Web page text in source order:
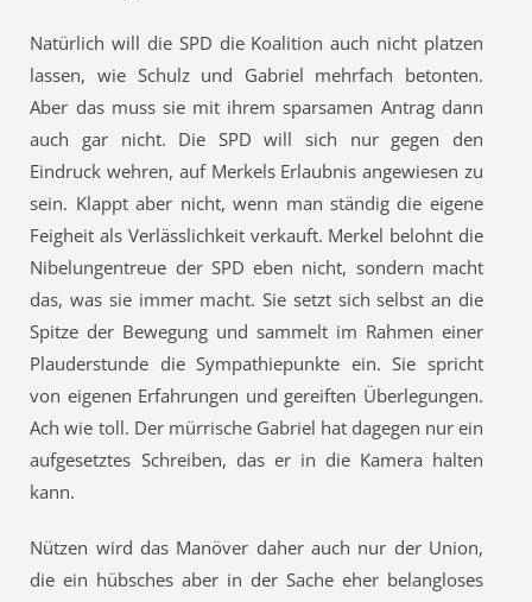
Natürlich will die SPD die Koalition auch nicht platzen
lassen, wie Schulz und Gabriel mehrfach betonten.
Aber das muss sie mit ihrem sparsamen Antrag dann
auch gar nicht. Die SPD will sich nur gegen den
Eindruck wehren, auf Merkels Erlaubnis angewiesen zu
sein. Klappt aber nicht, wenn man ständig die eigene
Feigheit als Verlässlichkeit verkauft. Merkel belohnt die
Nibelungentreue der SPD eben nicht, sondern macht
das, was sie immer macht. Sie setzt sich selbst an die
Spitze der Bewegung und sammelt im Rahmen einer
Plauderstunde die Sympathiepunkte ein. Sie spricht
von eigenen Erfahrungen und gereiften Überlegungen.
Ach wie toll. Der mürrische Gabriel hat dagegen nur ein
aufgesetztes Schreiben, das er in die Kamera halten
kann.
Nützen wird das Manöver daher auch nur der Union,
die ein hübsches aber in der Sache eher belangloses